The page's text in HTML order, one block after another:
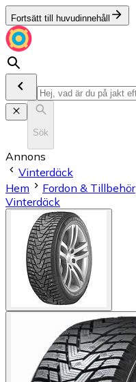
Fortsätt till huvudinnehåll
Sök
Annons
Vinterdäck
Hem
Fordon & Tillbehör
Vinterdäck